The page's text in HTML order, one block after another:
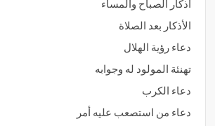
اذكار الصباح والمساء
الأذكار بعد الصلاة
دعاء رؤية الهلال
تهنئة المولود له وجوابه
دعاء الكرب
دعاء من استصعب عليه أمر